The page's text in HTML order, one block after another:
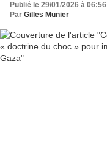
Publié le 29/01/2026 à 06:56
Par Gilles Munier